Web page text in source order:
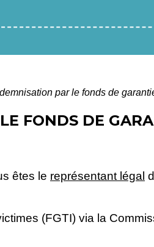
par le fonds de
FONDS DE
êtes le représentant légal
(FGTI) via la